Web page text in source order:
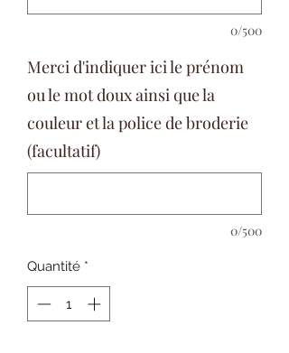
0/500
Merci d'indiquer ici le prénom
ou le mot doux ainsi que la
couleur et la police de broderie
(facultatif)
0/500
Quantité *